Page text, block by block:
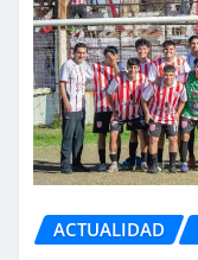
ACTUALIDAD